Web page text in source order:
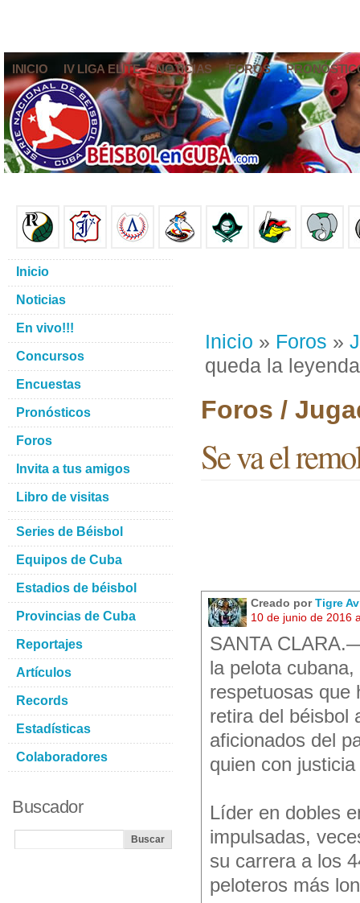
INICIO IV LIGA ELITE NOTICIAS FOROS
Inicio » Foros »
queda la
Foros /
Se va el
Creado porTigre
10 de junio de 2016
SANTA
la pelota
respetuosas que
retira del béisbol
aficionados del
quien con
Líder en dobles
impulsadas,
su carrera a los
peloteros más
Inicio
Noticias
En vivo!!!
Concursos
Encuestas
Pronósticos
Foros
Invita a tus amigos
Libro de visitas
Series de Béisbol
Equipos de Cuba
Estadios de béisbol
Provincias de Cuba
Reportajes
Artículos
Records
Estadísticas
Colaboradores
Buscador